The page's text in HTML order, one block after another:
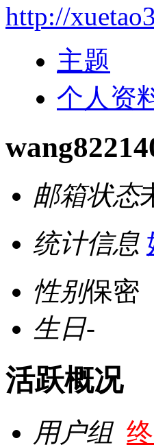
http://
主题
个人资
邮箱状态
统计信息
性别保密
生日-
活跃概况
用户组